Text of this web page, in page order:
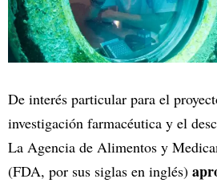
De interés particular para el
investigación farmacéutica y el
La Agencia de Alimentos y
(FDA, por sus siglas en inglés)